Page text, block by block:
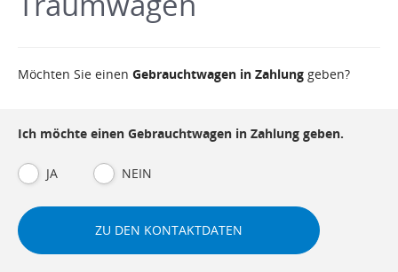
Möchten Sie einen Gebrauchtwagen in Zahlung geben?
Ich möchte einen Gebrauchtwagen in Zahlung geben.
JA NEIN
ZU DEN KONTAKTDATEN